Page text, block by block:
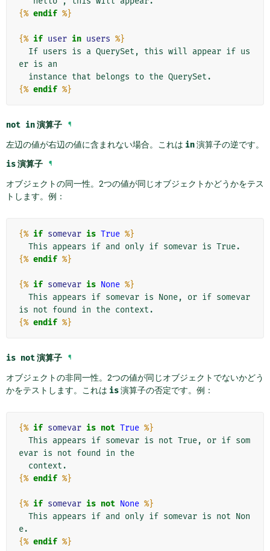
{% endif %}
{% if user in users %}
er is an
{% endif %}
not in演算子 ¶
左辺の値が右辺の値に含まれない場合。これは in演算子の逆です。
is演算子 ¶
オブジェクトの同一性。2つの値が同じオブジェクトかどうかをテス
トします。例：
{% if somevar is True %}
{% endif %}
{% if somevar is None %}
{% endif %}
is not演算子 ¶
オブジェクトの非同一性。2つの値が同じオブジェクトでないかどう
かをテストします。これは is演算子の否定です。例：
{% if somevar is not True %}
evar is not found in the
{% endif %}
{% if somevar is not None %}
{% endif %}